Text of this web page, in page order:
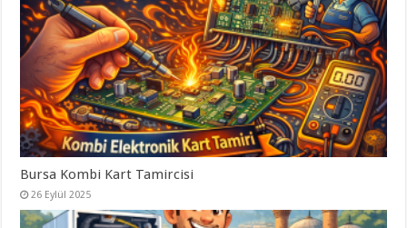
Bursa Kombi Kart Tamircisi
26 Eylül 2025